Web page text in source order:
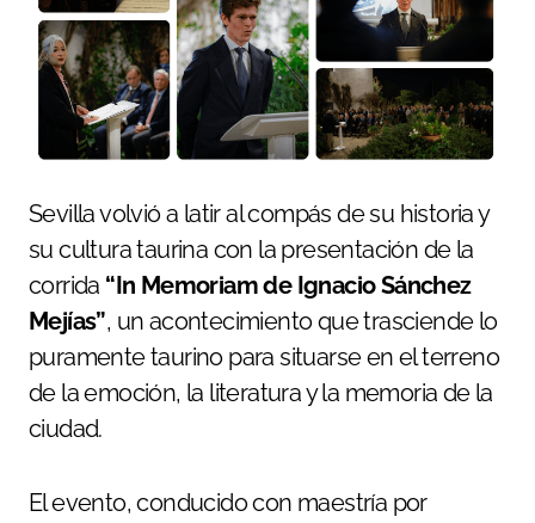
Sevilla volvió a latir al compás de su historia y
su cultura taurina con la presentación de la
corrida “In Memoriam de Ignacio Sánchez
Mejías”, un acontecimiento que trasciende lo
puramente taurino para situarse en el terreno
de la emoción, la literatura y la memoria de la
ciudad.
El evento, conducido con maestría por